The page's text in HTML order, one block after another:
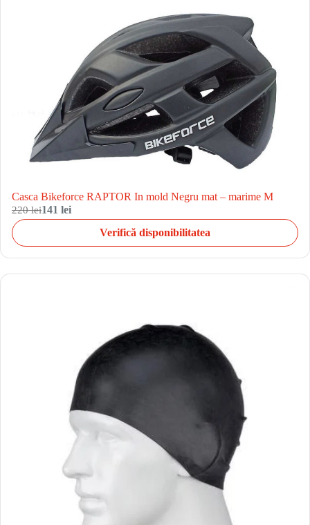
Casca Bikeforce RAPTOR In mold Negru mat – marime M
220 lei141 lei
Verifică disponibilitatea